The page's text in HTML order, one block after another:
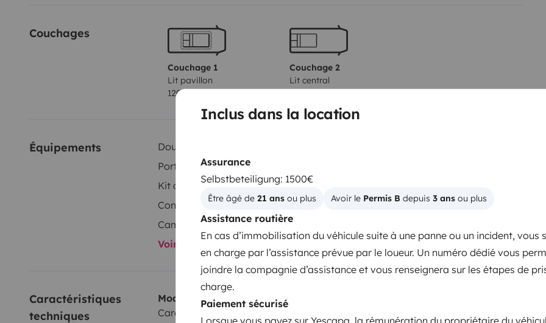
Inclus dans la location
Assurance
Selbstbeteiligung: 1500€
Être âgé de 21 ans ou plus Avoir le Permis B depuis 3 ans ou plus
Assistance routière
En cas d’immobilisation du véhicule suite à une panne ou un incident, vous
en charge par l’assistance prévue par le loueur. Un numéro dédié vous
joindre la compagnie d’assistance et vous renseignera sur les étapes de
charge.
Paiement sécurisé
Lorsque vous payez sur Yescapa, la rémunération du propriétaire du
Couchages
Couchage 1
Lit pavillon
120x180 cm
Couchage 2
Lit central
180x200 cm
Équipements Douche intérieure
Porte vélos
Kit de vaisselle
Consommables
Fermeture centralisée
Camera de recul
Voir tous les équipements
Caractéristiques
techniques
Modèle
Carado Fiat ducato